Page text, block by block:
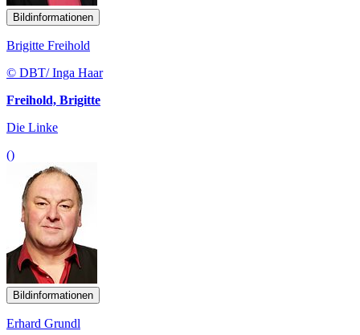
Bildinformationen
Brigitte Freihold
© DBT/ Inga Haar
Freihold, Brigitte
Die Linke
()
Bildinformationen
Erhard Grundl